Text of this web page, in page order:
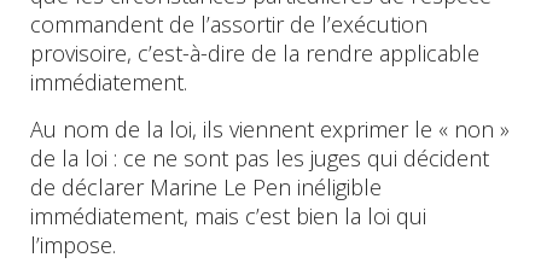
commandent de l’assortir de l’exécution
provisoire, c’est-à-dire de la rendre applicable
immédiatement.
Au nom de la loi, ils viennent exprimer le « non »
de la loi : ce ne sont pas les juges qui décident
de déclarer Marine Le Pen inéligible
immédiatement, mais c’est bien la loi qui
l’impose.